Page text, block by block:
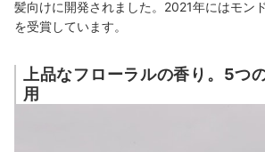
髪向けに開発されました。2021年にはモン
を受賞しています。
上品なフローラルの香り。5つ
用